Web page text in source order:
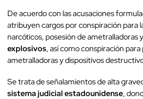
De acuerdo con las acusaciones
atribuyen cargos por conspiración para
narcóticos, posesión de ametralladoras y
explosivos, así como conspiración
ametralladoras y dispositivos
Se trata de señalamientos de alta
sistema judicial estadounidense,